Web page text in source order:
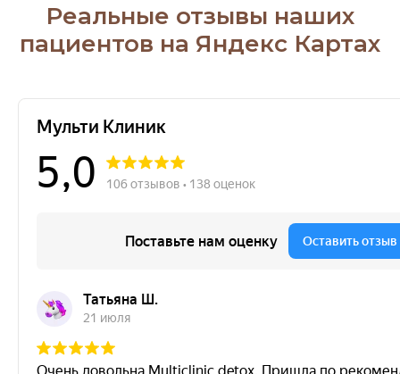
Реальные отзывы наших
пациентов на Яндекс Картах